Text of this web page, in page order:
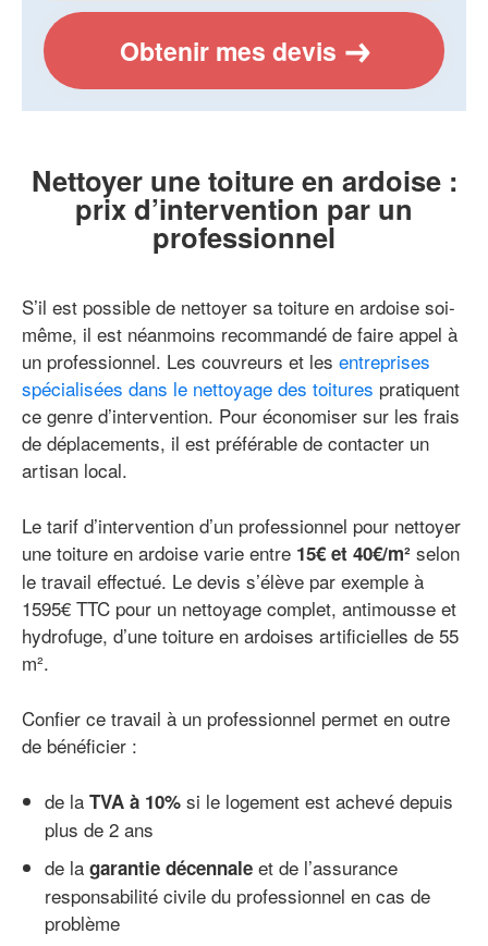
Obtenir mes devis
Nettoyer une toiture en ardoise :
prix d’intervention par un
professionnel
S’il est possible de nettoyer sa toiture en ardoise soi-
même, il est néanmoins recommandé de faire appel à
un professionnel. Les couvreurs et les entreprises
spécialisées dans le nettoyage des toitures pratiquent
ce genre d’intervention. Pour économiser sur les frais
de déplacements, il est préférable de contacter un
artisan local.
Le tarif d’intervention d’un professionnel pour nettoyer
une toiture en ardoise varie entre 15€ et 40€/m² selon
le travail effectué. Le devis s’élève par exemple à
1595€ TTC pour un nettoyage complet, antimousse et
hydrofuge, d’une toiture en ardoises artificielles de 55
m².
Confier ce travail à un professionnel permet en outre
de bénéficier :
de la TVA à 10% si le logement est achevé depuis
plus de 2 ans
de la garantie décennale et de l’assurance
responsabilité civile du professionnel en cas de
problème